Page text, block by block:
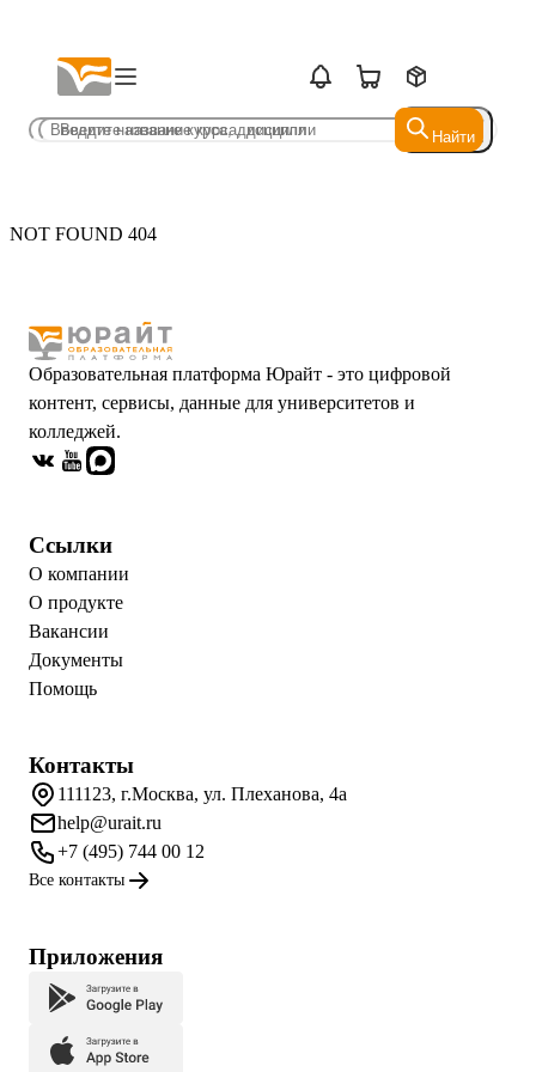
Найти
Найти
NOT FOUND 404
Образовательная платформа Юрайт - это цифровой
контент, сервисы, данные для университетов и
колледжей.
Ссылки
О компании
О продукте
Вакансии
Документы
Помощь
Контакты
111123, г.Москва, ул. Плеханова, 4а
help@urait.ru
+7 (495) 744 00 12
Все контакты
Приложения